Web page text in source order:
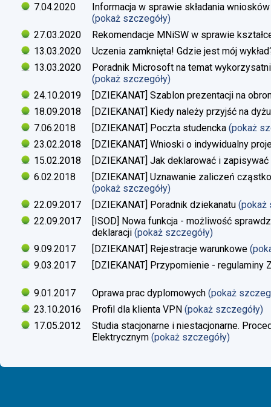
7.04.2020
Informacja w sprawie składania
(pokaż szczegóły)
27.03.2020
Rekomendacje MNiSW w sprawie
13.03.2020
Uczenia zamknięta! Gdzie jest mój
13.03.2020
Poradnik Microsoft na temat
(pokaż szczegóły)
24.10.2019
[DZIEKANAT] Szablon prezentacji na
18.09.2018
[DZIEKANAT] Kiedy należy przyjść na
7.06.2018
[DZIEKANAT] Poczta studencka (pokaż
23.02.2018
[DZIEKANAT] Wnioski o indywidualny
15.02.2018
[DZIEKANAT] Jak deklarować i
6.02.2018
[DZIEKANAT] Uznawanie zaliczeń
(pokaż szczegóły)
22.09.2017
[DZIEKANAT] Poradnik dziekanatu (pokaż
22.09.2017
[ISOD] Nowa funkcja - możliwość
deklaracji (pokaż szczegóły)
9.09.2017
[DZIEKANAT] Rejestracje warunkowe
9.03.2017
[DZIEKANAT] Przypomienie - regulaminy
9.01.2017 Oprawa prac dyplomowych (pokaż
23.10.2016
Profil dla klienta VPN (pokaż szczegóły)
17.05.2012
Studia stacjonarne i niestacjonarne.
Elektrycznym (pokaż szczegóły)